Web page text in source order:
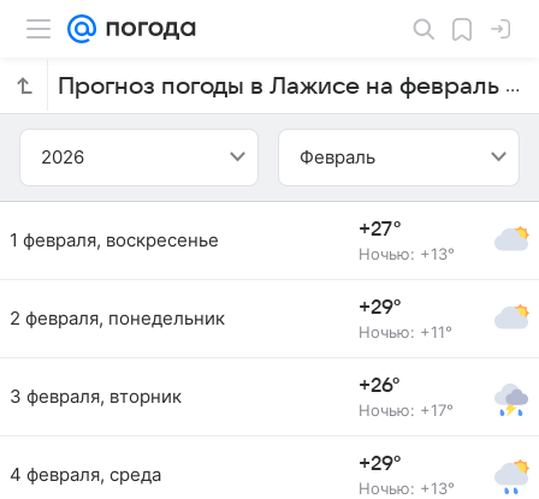
Прогноз погоды в Лажисе на февраль 2026 года
2026 Февраль
1 февраля, воскресенье +27°
Ночью: +13°
2 февраля, понедельник +29°
Ночью: +11°
3 февраля, вторник +26°
Ночью: +17°
4 февраля, среда +29°
Ночью: +13°